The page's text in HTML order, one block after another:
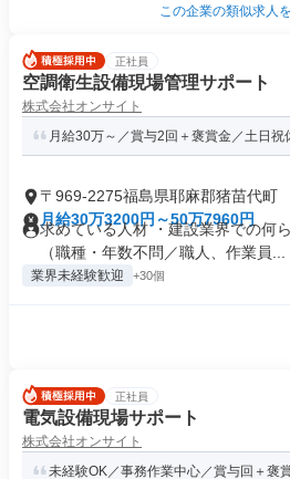
この企業の類似求人
正社員
空調衛生設備現場管理サポート
株式会社オンサイト
月給30万～／賞与2回＋褒賞金／土日祝
〒969-2275福島県耶麻郡猪苗代町
月給30万3200円～50万7960円
求めている人材 ・建設業界での何
（職種・年数不問／職人、作業員...
業界未経験歓迎 +30個
正社員
電気設備現場サポート
株式会社オンサイト
未経験OK／事務作業中心／賞与回＋褒